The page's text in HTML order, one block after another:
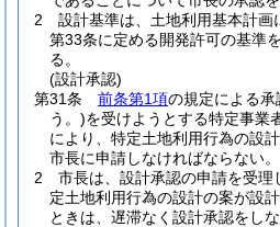
2
設計基準は、土地利用基本計
第33条に定める開発許可の基準
る。
(設計承認)
第31条
前条第1項の規定による承
う。)を受けようとする特定事業
により、特定土地利用行為の設
市長に申請しなければならない。
2
市長は、設計承認の申請を受
定土地利用行為の設計の案が設
ときは、遅滞なく設計承認をし